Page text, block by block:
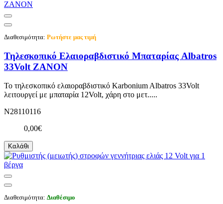
Διαθεσιμότητα: Ρωτήστε μας τιμή
Τηλεσκοπικό Ελαιοραβδιστικό Μπαταρίας Albatros
33Volt ZANON
Το τηλεσκοπικό ελαιοραβδιστικό Karbonium Albatros 33Volt
λειτουργεί με μπαταρία 12Volt, χάρη στο μετ.....
N28110116
0,00€
Καλάθι
Διαθεσιμότητα: Διαθέσιμο